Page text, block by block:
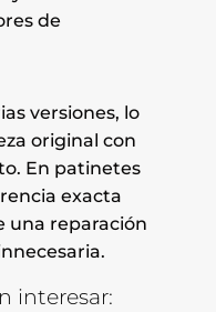
de
versiones, lo
original con
En patinetes
exacta
una reparación
interesar: